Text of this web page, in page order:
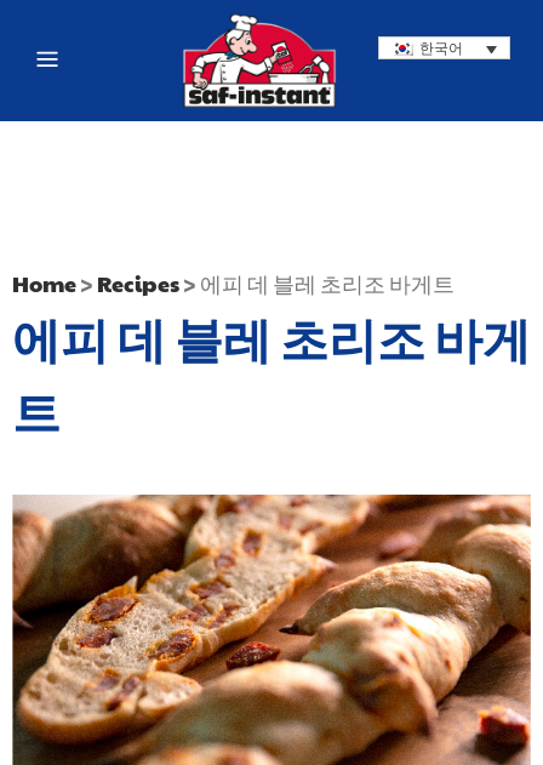
한국어
Home> Recipes> 에피 데 블레 초리조 바게트
에피 데 블레 초리조 바게
트